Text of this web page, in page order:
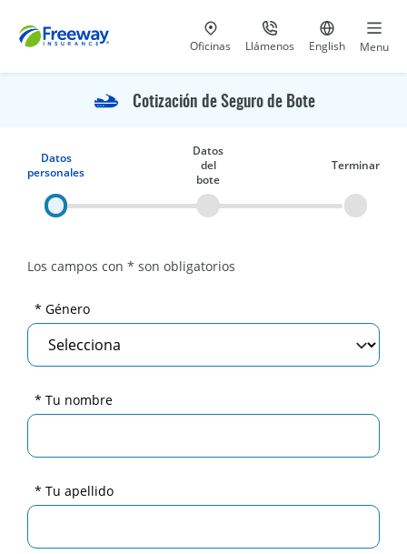
Visita nuestras
Oficinas Llámenos
al 800-441-5533
Ir al sitio
English Menu
Cotización de Seguro de Bote
Datos
personales
Datos
del
bote
Terminar
Los campos con * son obligatorios
* Género
* Tu nombre
* Tu apellido